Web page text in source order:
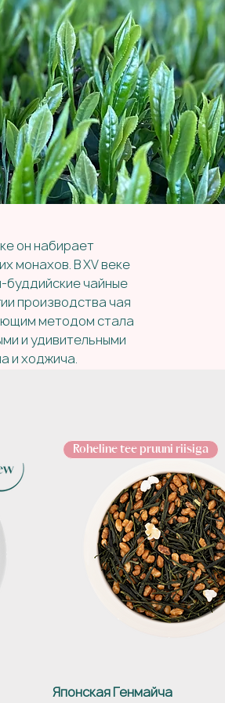
он набирает
монахов. В XV веке
буддийские чайные
производства чая
методом стала
и удивительными
и ходжича.
Roheline tee pruuni riisiga
Японская Генмайча